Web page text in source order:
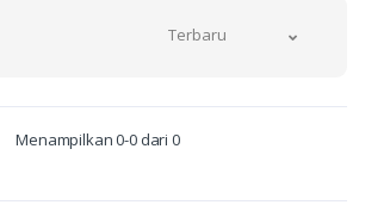
Terbaru
Menampilkan 0-0 dari 0